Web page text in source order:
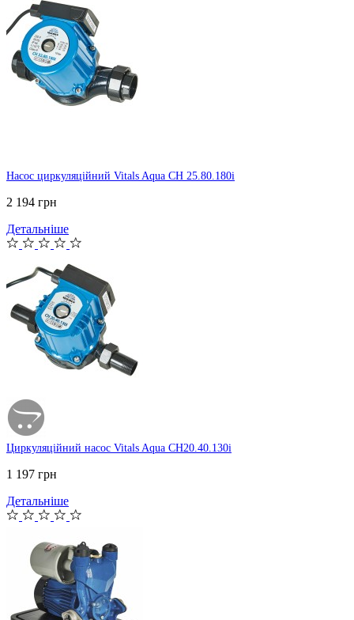
Насос циркуляційний Vitals Aqua CH 25.80.180i
2 194 грн
Детальніше
Циркуляційний насос Vitals Aqua CH20.40.130i
1 197 грн
Детальніше